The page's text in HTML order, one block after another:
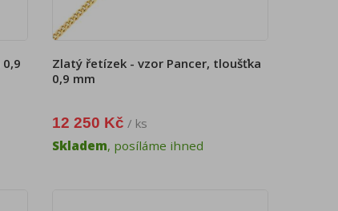
Zlatý řetízek - vzor Pancer, tloušťka
0,9 mm
12 250 Kč / ks
Skladem, posíláme ihned